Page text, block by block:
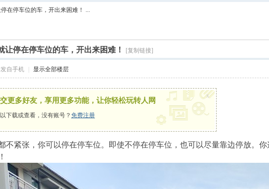
搜
索
在停车位的车，开出来困难！ ...
让停在停车位的车，开出来困难！ [复制链接]
自手机 显示全部楼层
更多好友，享用更多功能，让你轻松玩转人网
下载或查看，没有账号？ 免费注册
x
不紧张，你可以停在停车位。即使不停在停车位，也可以尽量靠边停放。你